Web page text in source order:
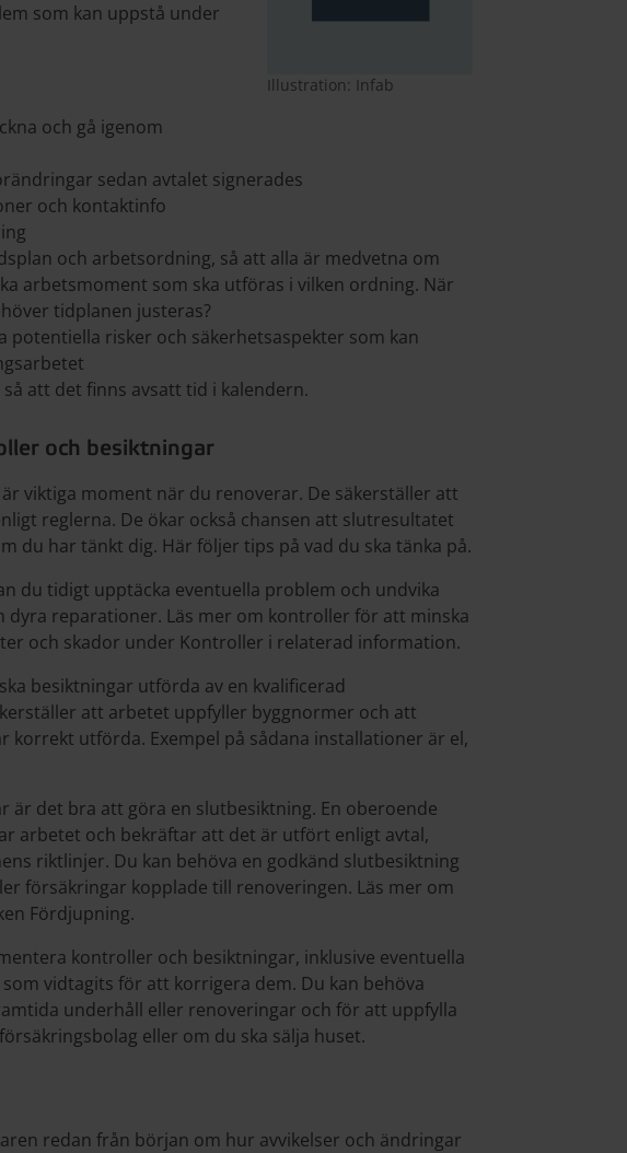
Illustration: Infab
som kan uppstå under
och gå igenom
sedan avtalet signerades
och kontaktinfo
och arbetsordning, så att alla är medvetna om
arbetsmoment som ska utföras i vilken ordning. När
tidplanen justeras?
potentiella risker och säkerhetsaspekter som kan
att det finns avsatt tid i kalendern.
och besiktningar
viktiga moment när du renoverar. De säkerställer att
reglerna. De ökar också chansen att slutresultatet
du har tänkt dig. Här följer tips på vad du ska tänka på.
du tidigt upptäcka eventuella problem och undvika
dyra reparationer. Läs mer om kontroller för att minska
och skador under Kontroller i relaterad information.
besiktningar utförda av en kvalificerad
att arbetet uppfyller byggnormer och att
korrekt utförda. Exempel på sådana installationer är el,
är det bra att göra en slutbesiktning. En oberoende
arbetet och bekräftar att det är utfört enligt avtal,
riktlinjer. Du kan behöva en godkänd slutbesiktning
försäkringar kopplade till renoveringen. Läs mer om
Fördjupning.
kontroller och besiktningar, inklusive eventuella
vidtagits för att korrigera dem. Du kan behöva
underhåll eller renoveringar och för att uppfylla
eller om du ska sälja huset.
redan från början om hur avvikelser och ändringar